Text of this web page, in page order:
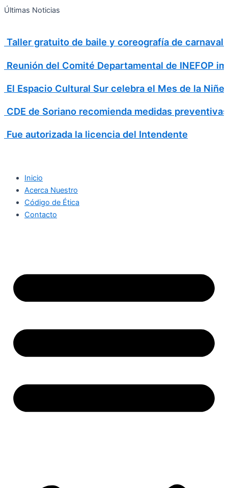
Ir
Últimas Noticias
Taller gratuito de baile y coreografía de carnaval
Reunión del Comité Departamental de INEFOP
El Espacio Cultural Sur celebra el Mes de la
CDE de Soriano recomienda medidas
Fue autorizada la licencia del Intendente
Inicio
Acerca Nuestro
Código de Ética
Contacto
Search